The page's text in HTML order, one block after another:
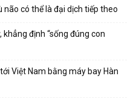
não có thể là đại dịch tiếp theo
định “sống đúng con
Việt Nam bằng máy bay Hàn